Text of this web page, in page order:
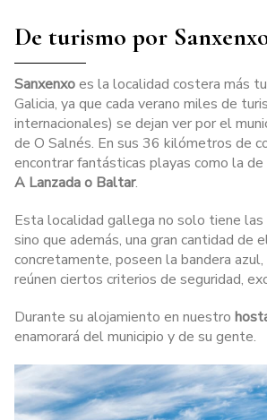
De turismo por
Sanxenxoes la localidad costera más
Galicia, ya que cada verano miles de
internacionales) se dejan ver por el
de O Salnés. En sus 36 kilómetros de
encontrar fantásticas playas como la de
A Lanzada o Baltar.
Esta localidad gallega no solo tiene las
sino que además, una gran cantidad de
concretamente, poseen la bandera
reúnen ciertos criterios de seguridad,
Durante su alojamiento en nuestro
enamorará del municipio y de su gente.